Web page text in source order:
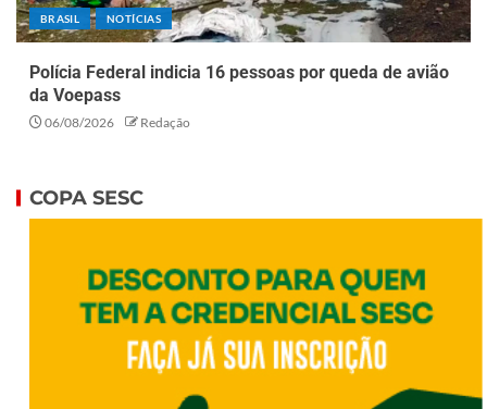
BRASIL NOTÍCIAS
Polícia Federal indicia 16 pessoas por queda de avião
da Voepass
06/08/2026 Redação
COPA SESC